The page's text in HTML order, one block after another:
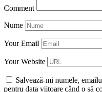
Comment
Nume
Your Email
Your Website
Salvează-mi numele,
pentru data viitoare când o să